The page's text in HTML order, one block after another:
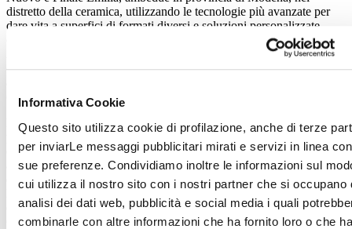
Informativa Cookie
Questo sito utilizza cookie di profilazione, anche di terze
per inviarLe messaggi pubblicitari mirati e servizi in linea
sue preferenze. Condividiamo inoltre le informazioni sul
cui utilizza il nostro sito con i nostri partner che si occupano
analisi dei dati web, pubblicità e social media i quali
combinarle con altre informazioni che ha fornito loro o che
distretto della ceramica, utilizzando le tecnologie più avanzate per
dare vita a superfici di formati diversi e soluzioni personalizzate
dalla più marcata vocazione decorativa. I laboratori di ricerca di
ABK Group saranno coinvolti in prima persona in tutti i passaggi
che vanno dalla fase preventiva alla produzione: il compito che
ceramica la creatività originale e sorprendente di MOOOI.
L’accordo con MOOOI segna un’altra tappa fondamentale del
percorso che ABK Group ha avviato ormai da anni con l’obiettivo
di ritagliarsi uno spazio da autentica protagonista del mercato di
alta gamma. Altristepdeterminanti sono stati dapprima il contratto
di licenza firmato con Versace, la realizzazione della collezione
Poetry House disegnata da Paola Navone – giunta alla sua quarta
edizione – e la recente apertura del primo flagship store ABK
Group Studio a Milano.